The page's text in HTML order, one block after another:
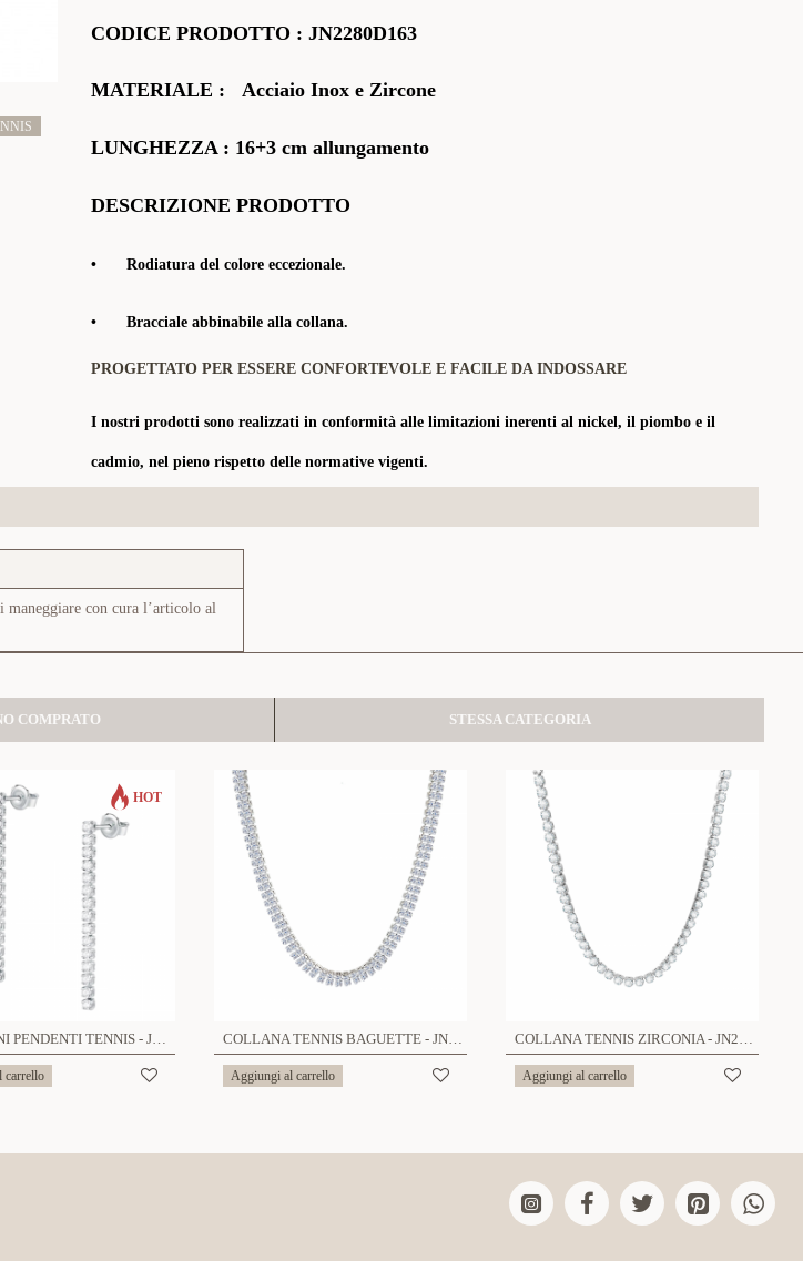
CODICE PRODOTTO : JN2280D163
MATERIALE : Acciaio Inox e Zircone
LUNGHEZZA : 16+3 cm allungamento
DESCRIZIONE PRODOTTO
• Rodiatura del colore eccezionale.
• Bracciale abbinabile alla collana.
PROGETTATO PER ESSERE CONFORTEVOLE E FACILE DA INDOSSARE
I nostri prodotti sono realizzati in conformità alle limitazioni inerenti al nickel, il piombo e il
cadmio, nel pieno rispetto delle normative vigenti.
con cura l’articolo al
COMPRATO STESSA CATEGORIA
HOT
ORECCHINI PENDENTI TENNIS - JN2346A588
carrello
COLLANA TENNIS BAGUETTE - JN23160F75
Aggiungi al carrello
COLLANA TENNIS ZIRCONIA - JN23160F76
Aggiungi al carrello